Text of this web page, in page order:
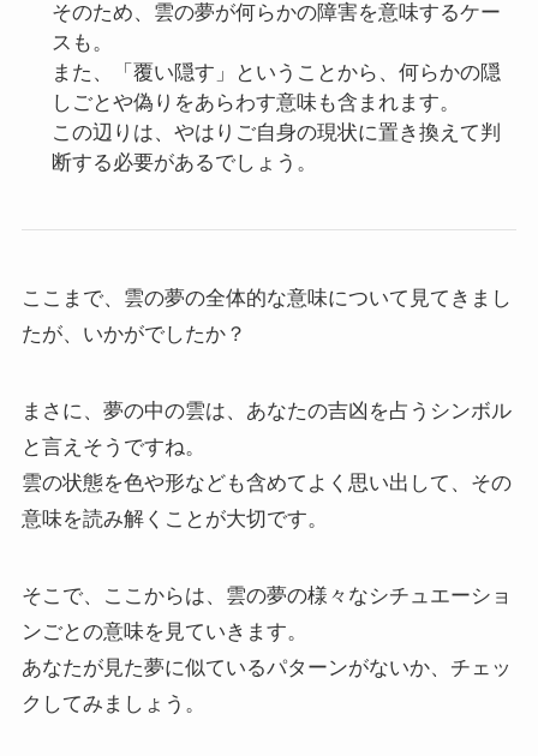
そのため、雲の夢が何らかの障害を意味するケー
スも。
また、「覆い隠す」ということから、何らかの隠
しごとや偽りをあらわす意味も含まれます。
この辺りは、やはりご自身の現状に置き換えて判
断する必要があるでしょう。
ここまで、雲の夢の全体的な意味について見てきまし
たが、いかがでしたか？
まさに、夢の中の雲は、あなたの吉凶を占うシンボル
と言えそうですね。
雲の状態を色や形なども含めてよく思い出して、その
意味を読み解くことが大切です。
そこで、ここからは、雲の夢の様々なシチュエーショ
ンごとの意味を見ていきます。
あなたが見た夢に似ているパターンがないか、チェッ
クしてみましょう。